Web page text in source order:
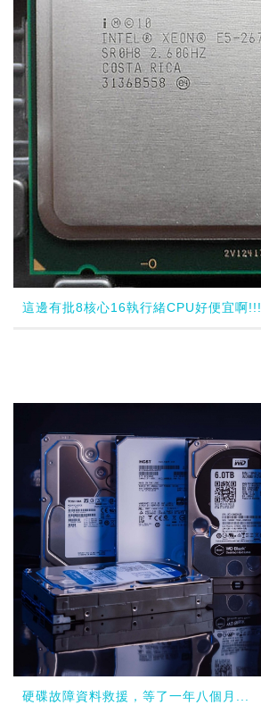
這邊有批8核心16執行緒CPU好便宜啊!!!
硬碟故障資料救援，等了一年八個月...